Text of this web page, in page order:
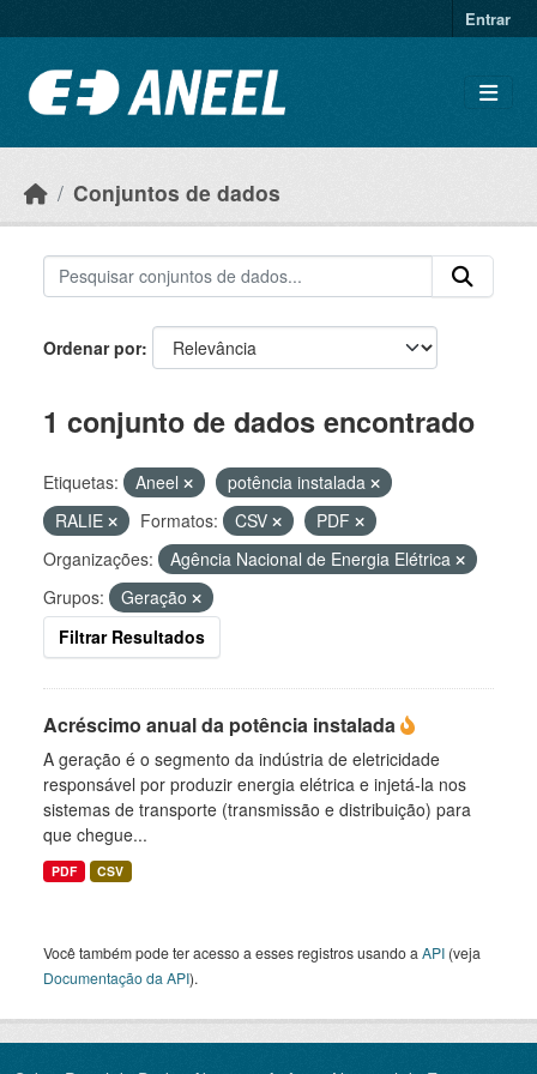
Entrar
Conjuntos de dados
Ordenar por
1 conjunto de dados encontrado
Etiquetas: Aneel
potência instalada
RALIE
Formatos: CSV
PDF
Organizações:
Agência Nacional de Energia Elétrica
Grupos:
Geração
Filtrar Resultados
Acréscimo anual da potência instalada
A geração é o segmento da indústria de eletricidade
responsável por produzir energia elétrica e injetá-la nos
sistemas de transporte (transmissão e distribuição) para
que chegue...
PDF CSV
Você também pode ter acesso a esses registros usando a API (veja
Documentação da API).